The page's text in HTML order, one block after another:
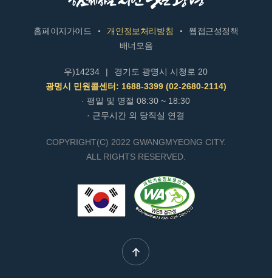
홈페이지가이드 개인정보처리방침
웹접근성정책
배너모음
우)14234 |
경기도 광명시 시청로 20
광명시 민원콜센터: 1688-3399 (02-2680-2114)
· 평일 및 명절 08:30 ~ 18:30
· 근무시간 외 당직실 연결
COPYRIGHT(C) 2022 GWANGMYEONG CITY.
ALL RIGHTS RESERVED.